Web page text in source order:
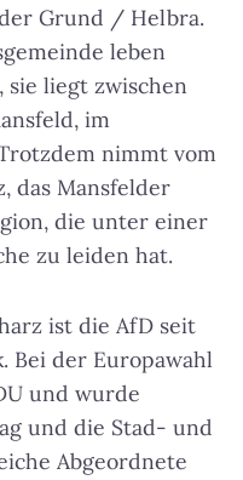
Grund / Helbra.
leben
sie liegt zwischen
im
nimmt vom
das Mansfelder
die unter einer
zu leiden hat.
ist die AfD seit
Bei der Europawahl
und wurde
und die Stad- und
Abgeordnete